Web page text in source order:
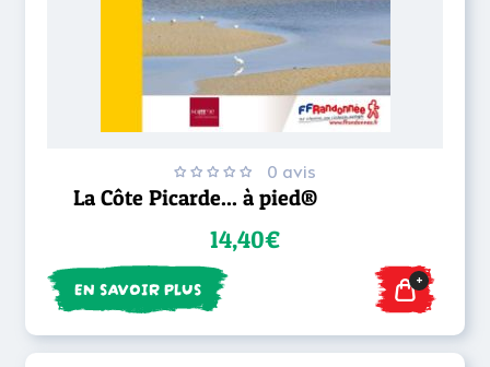
0 avis
La Côte Picarde... à pied®
14,40€
EN SAVOIR PLUS +